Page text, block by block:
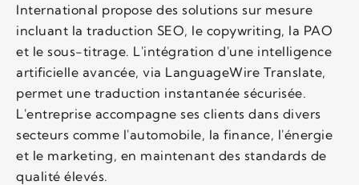
International propose des solutions sur mesure
incluant la traduction SEO, le copywriting, la PAO
et le sous-titrage. L'intégration d'une intelligence
artificielle avancée, via LanguageWire Translate,
permet une traduction instantanée sécurisée.
L'entreprise accompagne ses clients dans divers
secteurs comme l'automobile, la finance, l'énergie
et le marketing, en maintenant des standards de
qualité élevés.